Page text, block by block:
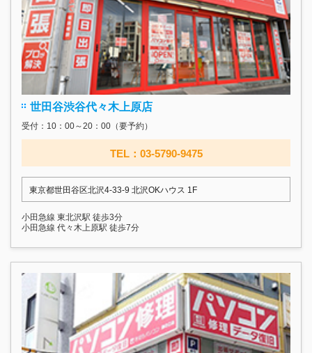
世田谷渋谷代々木上原店
受付：10：00～20：00（要予約）
TEL：03-5790-9475
東京都世田谷区北沢4-33-9 北沢OKハウス 1F
小田急線 東北沢駅 徒歩3分
小田急線 代々木上原駅 徒歩7分